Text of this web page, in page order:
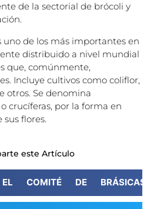
de la sectorial de brócoli y
uno de los más importantes en
distribuido a nivel mundial
que, comúnmente,
Incluye cultivos como coliflor,
otros. Se denomina
o crucíferas, por la forma en
sus flores.
este Artículo
EL COMITÉ DE